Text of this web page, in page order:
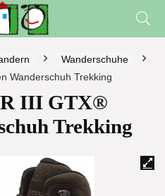
Wanderschuhe
Wanderschuh Trekking
III GTX®
Trekking